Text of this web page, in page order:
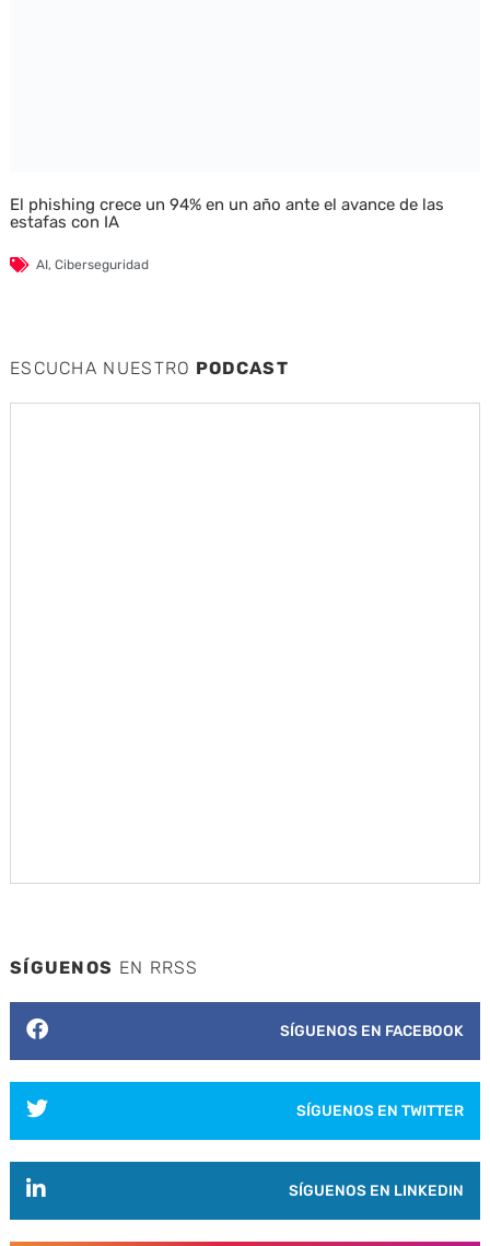
El phishing crece un 94% en un año ante el avance de las
estafas con IA
AI, Ciberseguridad
ESCUCHA NUESTRO PODCAST
SÍGUENOS EN RRSS
SÍGUENOS EN FACEBOOK
SÍGUENOS EN TWITTER
SÍGUENOS EN LINKEDIN